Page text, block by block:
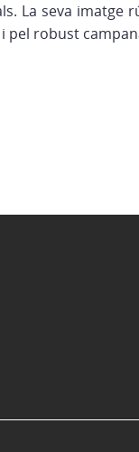
La seva imatge
pel robust